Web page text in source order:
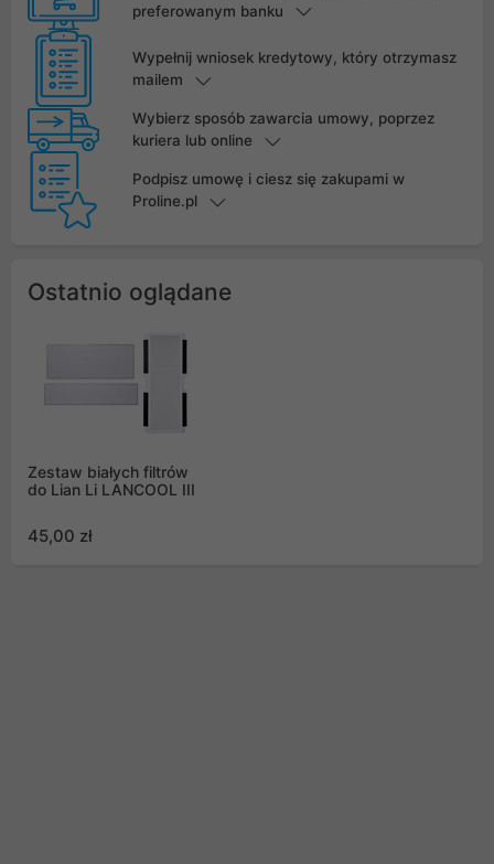
preferowanym banku
Wypełnij wniosek kredytowy, który otrzymasz
mailem
Wybierz sposób zawarcia umowy, poprzez
kuriera lub online
Podpisz umowę i ciesz się zakupami w
Proline.pl
Ostatnio oglądane
Zestaw białych filtrów
do Lian Li LANCOOL III
45,00 zł